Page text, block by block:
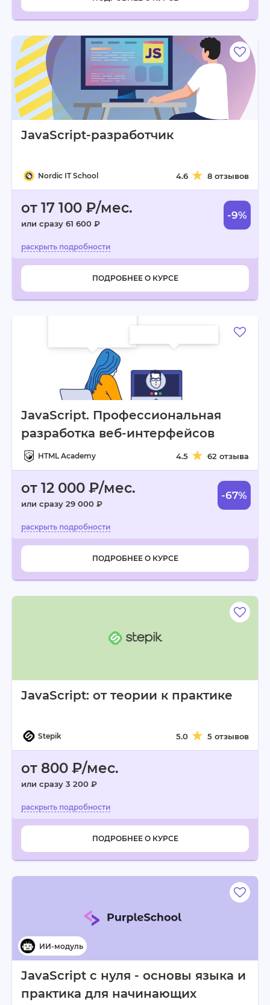
JavaScript-разработчик
Nordic IT School 4.6 8 отзывов
от 17 100 ₽/мес.
или сразу 61 600 ₽
-9%
ПОДРОБНЕЕ О КУРСЕ
JavaScript. Профессиональная
разработка веб-интерфейсов
HTML Academy 4.5 62 отзыва
от 12 000 ₽/мес.
или сразу 29 000 ₽
-67%
ПОДРОБНЕЕ О КУРСЕ
JavaScript: от теории к практике
Stepik 5.0 5 отзывов
от 800 ₽/мес.
или сразу 3 200 ₽
ПОДРОБНЕЕ О КУРСЕ
JavaScript с нуля - основы языка и
практика для начинающих